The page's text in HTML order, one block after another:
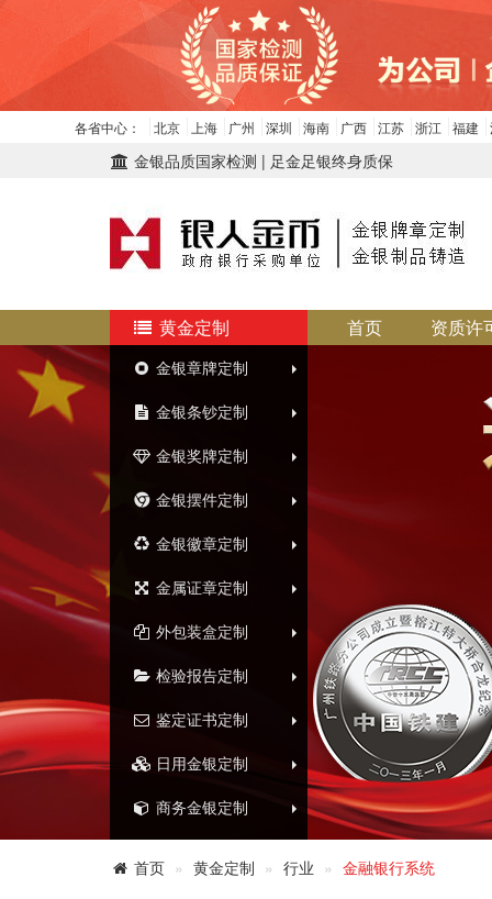
各省中心： 北京 上海 广州 深圳 海南 广西 江苏 浙江 福建
金银品质国家检测 | 足金足银终身质保
黄金定制
金银章牌定制
金银条钞定制
金银奖牌定制
金银摆件定制
金银徽章定制
金属证章定制
外包装盒定制
检验报告定制
鉴定证书定制
日用金银定制
商务金银定制
首页 资质许
首页 黄金定制 行业 金融银行系统